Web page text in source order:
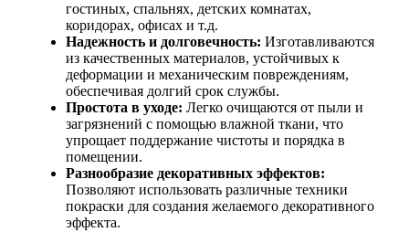
гостиных, спальнях, детских комнатах,
коридорах, офисах и т.д.
Надежность и долговечность: Изготавливаются
из качественных материалов, устойчивых к
деформации и механическим повреждениям,
обеспечивая долгий срок службы.
Простота в уходе: Легко очищаются от пыли и
загрязнений с помощью влажной ткани, что
упрощает поддержание чистоты и порядка в
помещении.
Разнообразие декоративных эффектов:
Позволяют использовать различные техники
покраски для создания желаемого декоративного
эффекта.